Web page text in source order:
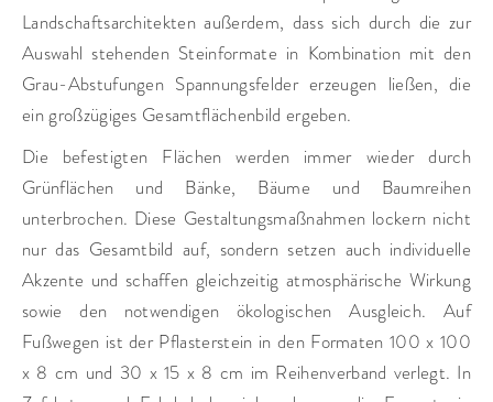
Landschaftsarchitekten außerdem, dass sich durch die zur
Auswahl stehenden Steinformate in Kombination mit den
Grau-Abstufungen Spannungsfelder erzeugen ließen, die
ein großzügiges Gesamtflächenbild ergeben.
Die befestigten Flächen werden immer wieder durch
Grünflächen und Bänke, Bäume und Baumreihen
unterbrochen. Diese Gestaltungsmaßnahmen lockern nicht
nur das Gesamtbild auf, sondern setzen auch individuelle
Akzente und schaffen gleichzeitig atmosphärische Wirkung
sowie den notwendigen ökologischen Ausgleich. Auf
Fußwegen ist der Pflasterstein in den Formaten 100 x 100
x 8 cm und 30 x 15 x 8 cm im Reihenverband verlegt. In